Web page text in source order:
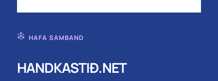
HAFA SAMBAND
HANDKASTIÐ.NET